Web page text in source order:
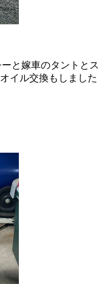
と嫁車のタントとス
イル交換もしました